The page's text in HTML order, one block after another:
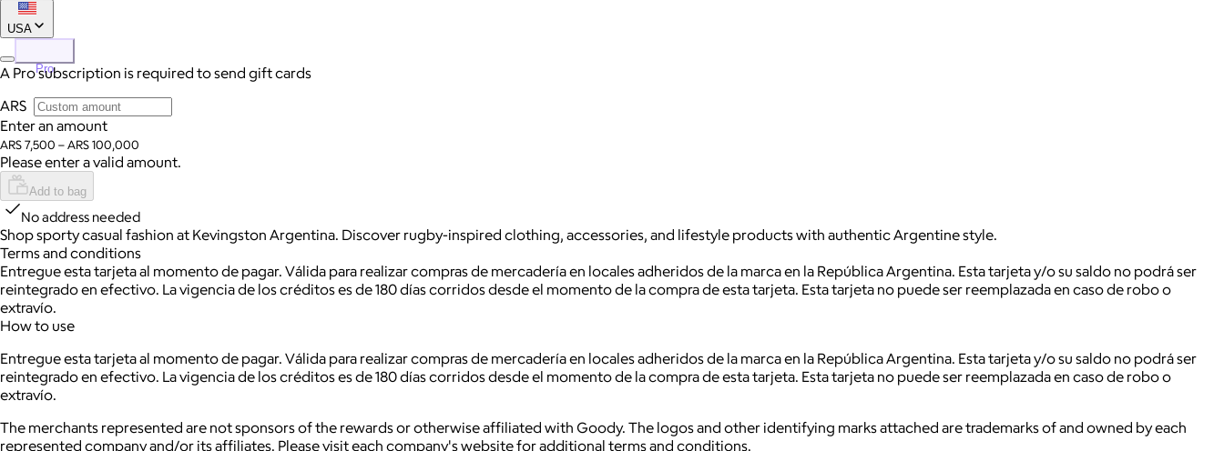
USA
Pro
A Pro subscription is required to send gift cards
ARS
Enter an amount
ARS 7,500 – ARS 100,000
Please enter a valid amount.
Add to bag
No address needed
Shop sporty casual fashion at Kevingston Argentina. Discover rugby-inspired clothing, accessories, and lifestyle products with authentic Argentine style.
Terms and conditions
Entregue esta tarjeta al momento de pagar. Válida para realizar compras de mercadería en locales adheridos de la marca en la República Argentina. Esta tarjeta y/o su saldo no podrá ser
reintegrado en efectivo. La vigencia de los créditos es de 180 días corridos desde el momento de la compra de esta tarjeta. Esta tarjeta no puede ser reemplazada en caso de robo o
extravío.
How to use
Entregue esta tarjeta al momento de pagar. Válida para realizar compras de mercadería en locales adheridos de la marca en la República Argentina. Esta tarjeta y/o su saldo no podrá ser
reintegrado en efectivo. La vigencia de los créditos es de 180 días corridos desde el momento de la compra de esta tarjeta. Esta tarjeta no puede ser reemplazada en caso de robo o
extravío.
The merchants represented are not sponsors of the rewards or otherwise affiliated with Goody. The logos and other identifying marks attached are trademarks of and owned by each
represented company and/or its affiliates. Please visit each company's website for additional terms and conditions.